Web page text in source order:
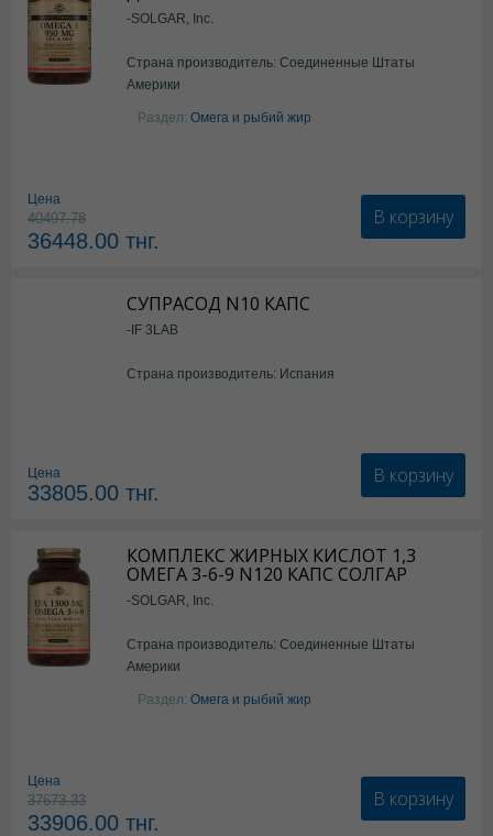
-SOLGAR, Inc.
Страна производитель: Соединенные Штаты
Америки
Раздел: Омега и рыбий жир
Цена
40497.78
36448.00 тнг.
В корзину
СУПРАСОД N10 КАПС
-IF 3LAB
Страна производитель: Испания
Цена
33805.00 тнг.
В корзину
КОМПЛЕКС ЖИРНЫХ КИСЛОТ 1,3
ОМЕГА 3-6-9 N120 КАПС СОЛГАР
-SOLGAR, Inc.
Страна производитель: Соединенные Штаты
Америки
Раздел: Омега и рыбий жир
Цена
37673.33
33906.00 тнг.
В корзину